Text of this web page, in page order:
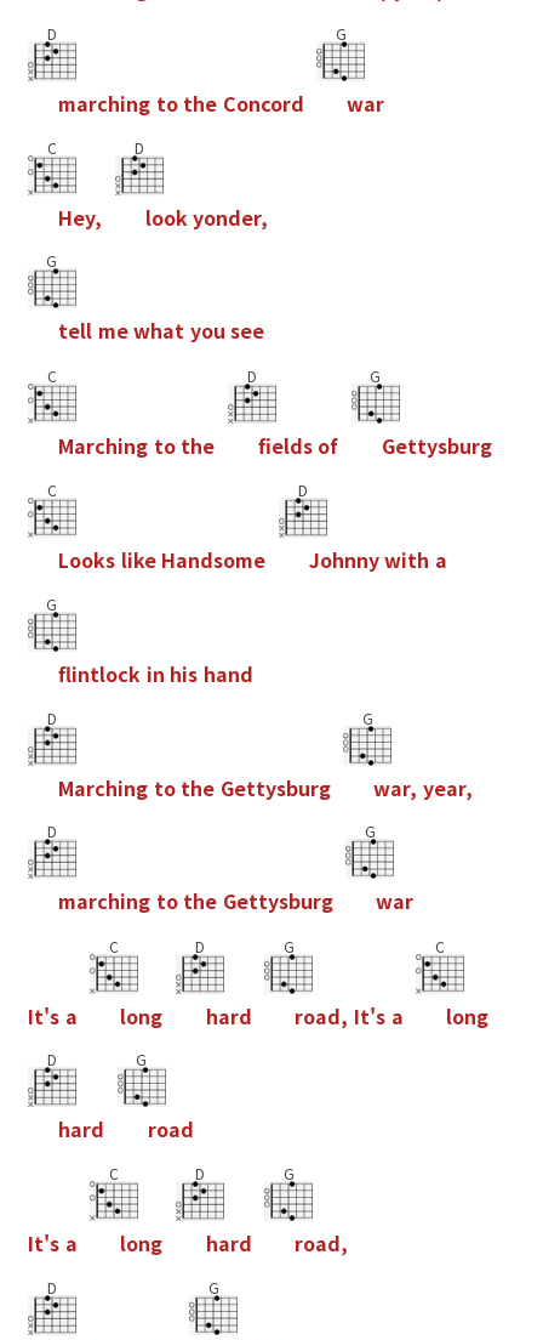
D
marching to the Concord
G
war
C
Hey,
D
lookyonder,
G
tell mewhat you see
C
Marching to the
D
felds of
G
Gettysburg
C
Looks like Handsome
D
Johnnywith a
G
fintlock in his hand
D
Marching to the Gettysburg
G
war, year,
D
marching to the Gettysburg
G
war
It's a
C
long
D
hard
G
road, It's a
C
long
D
hard
G
road
It's a
C
long
D
hard
G
road,
D G